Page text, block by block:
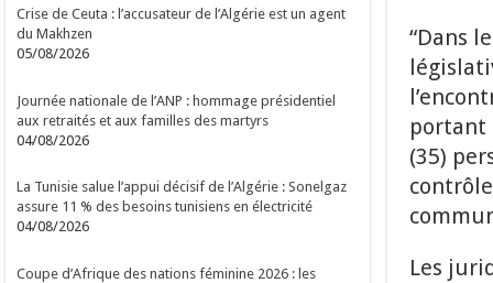
“Dans
portant
(35)
Les
Crise de Ceuta : l’accusateur de l’Algérie est un agent
du Makhzen
05/08/2026
Journée nationale de l’ANP : hommage présidentiel
aux retraités et aux familles des martyrs
04/08/2026
La Tunisie salue l’appui décisif de l’Algérie : Sonelgaz
assure 11 % des besoins tunisiens en électricité
04/08/2026
Coupe d’Afrique des nations féminine 2026 : les